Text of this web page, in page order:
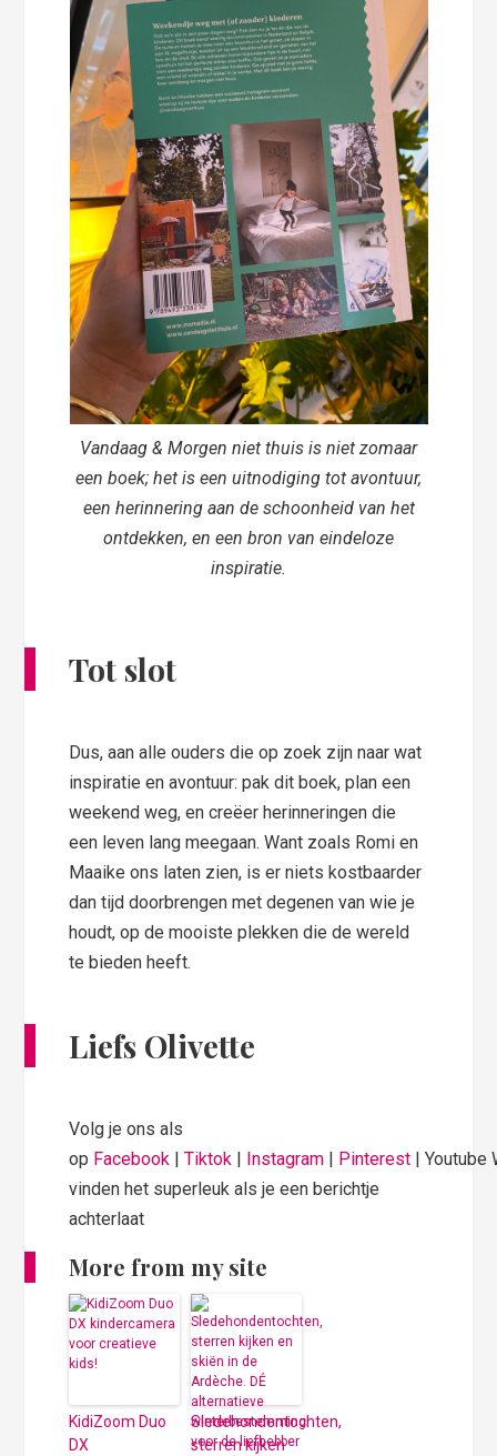
Vandaag & Morgen niet thuis is niet zomaar
een boek; het is een uitnodiging tot avontuur,
een herinnering aan de schoonheid van het
ontdekken, en een bron van eindeloze
inspiratie.
Tot slot
Dus, aan alle ouders die op zoek zijn naar wat
inspiratie en avontuur: pak dit boek, plan een
weekend weg, en creëer herinneringen die
een leven lang meegaan. Want zoals Romi en
Maaike ons laten zien, is er niets kostbaarder
dan tijd doorbrengen met degenen van wie je
houdt, op de mooiste plekken die de wereld
te bieden heeft.
Liefs Olivette
Volg je ons als
op Facebook |Tiktok | Instagram | Pinterest | Youtube
vinden het superleuk als je een berichtje
achterlaat
More from my site
KidiZoom Duo
DX
Sledehondentochten,
sterren kijken